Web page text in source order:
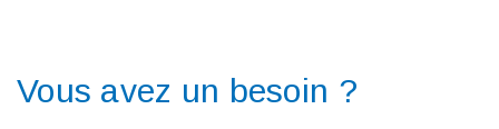
Vous avez un besoin ?